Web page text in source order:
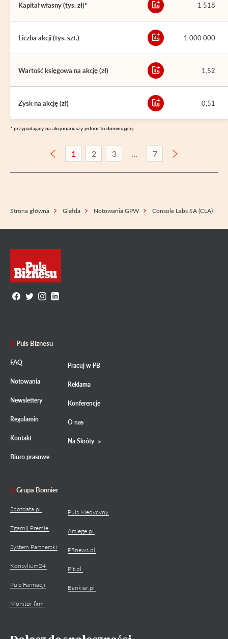
Kapitał własny (tys. zł)* 1 518
Liczba akcji (tys. szt.) 1 000 000
Wartość księgowa na akcję (zł) 1,52
Zysk na akcję (zł) 0,51
* przypadający na akcjonariuszy jednostki dominującej
1 2 3 7
Strona główna Giełda Notowania GPW Console Labs SA (CLA)
Puls Biznesu
FAQ
Notowania
Newslettery
Regulamin
Kontakt
Biuro prasowe
Pracuj w PB
Reklama
Konferencje
O nas
Na Skróty
Grupa Bonnier
Spotdata.pl
Zgarnij Premię
System Partnerski
Konsylium24
Puls Farmacji
Monitor firm
Puls Medycyny
Arslege.pl
PRnews.pl
Pit.pl
Bankier.pl